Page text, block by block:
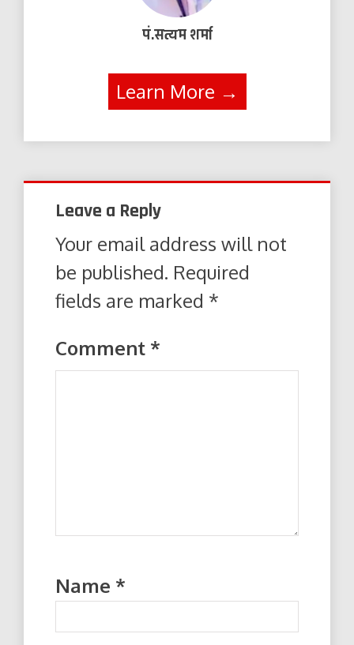
पं.सत्यम शर्मा
Learn More →
Leave a Reply
Your email address will not
be published. Required
fields are marked *
Comment *
Name *